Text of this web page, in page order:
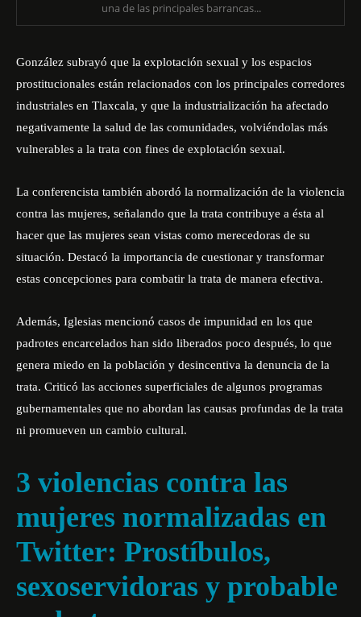
una de las principales barrancas...
González subrayó que la explotación sexual y los espacios
prostitucionales están relacionados con los principales corredores
industriales en Tlaxcala, y que la industrialización ha afectado
negativamente la salud de las comunidades, volviéndolas más
vulnerables a la trata con fines de explotación sexual.
La conferencista también abordó la normalización de la violencia
contra las mujeres, señalando que la trata contribuye a ésta al
hacer que las mujeres sean vistas como merecedoras de su
situación. Destacó la importancia de cuestionar y transformar
estas concepciones para combatir la trata de manera efectiva.
Además, Iglesias mencionó casos de impunidad en los que
padrotes encarcelados han sido liberados poco después, lo que
genera miedo en la población y desincentiva la denuncia de la
trata. Criticó las acciones superficiales de algunos programas
gubernamentales que no abordan las causas profundas de la trata
ni promueven un cambio cultural.
3 violencias contra las
mujeres normalizadas en
Twitter: Prostíbulos,
sexoservidoras y probable